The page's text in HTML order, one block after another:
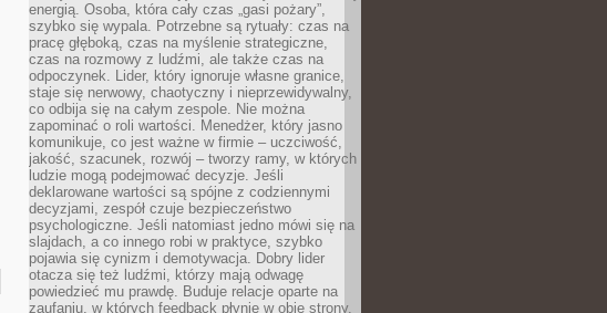
energią. Osoba, która cały czas „gasi pożary”,
szybko się wypala. Potrzebne są rytuały: czas na
pracę głęboką, czas na myślenie strategiczne,
czas na rozmowy z ludźmi, ale także czas na
odpoczynek. Lider, który ignoruje własne granice,
staje się nerwowy, chaotyczny i nieprzewidywalny,
co odbija się na całym zespole. Nie można
zapominać o roli wartości. Menedżer, który jasno
komunikuje, co jest ważne w firmie – uczciwość,
jakość, szacunek, rozwój – tworzy ramy, w których
ludzie mogą podejmować decyzje. Jeśli
deklarowane wartości są spójne z codziennymi
decyzjami, zespół czuje bezpieczeństwo
psychologiczne. Jeśli natomiast jedno mówi się na
slajdach, a co innego robi w praktyce, szybko
pojawia się cynizm i demotywacja. Dobry lider
otacza się też ludźmi, którzy mają odwagę
powiedzieć mu prawdę. Buduje relacje oparte na
zaufaniu, w których feedback płynie w obie strony.